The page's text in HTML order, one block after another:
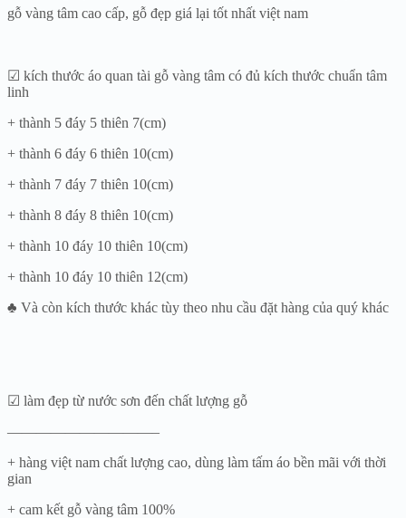
gỗ vàng tâm cao cấp, gỗ đẹp giá lại tốt nhất việt nam
☑ kích thước áo quan tài gỗ vàng tâm có đủ kích thước chuẩn tâm
linh
+ thành 5 đáy 5 thiên 7(cm)
+ thành 6 đáy 6 thiên 10(cm)
+ thành 7 đáy 7 thiên 10(cm)
+ thành 8 đáy 8 thiên 10(cm)
+ thành 10 đáy 10 thiên 10(cm)
+ thành 10 đáy 10 thiên 12(cm)
♣ Và còn kích thước khác tùy theo nhu cầu đặt hàng của quý khác
☑ làm đẹp từ nước sơn đến chất lượng gỗ
——————————–
+ hàng việt nam chất lượng cao, dùng làm tấm áo bền mãi với thời
gian
+ cam kết gỗ vàng tâm 100%